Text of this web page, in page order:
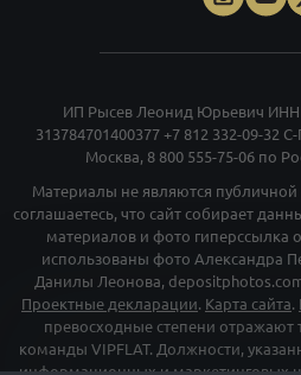
ИП Рысев Леонид Юрьевич ИНН
313784701400377 +7 812 332-09-32 С-
Москва, 8 800 555-75-06 по
Материалы не являются
соглашаетесь, что сайт собирает
материалов и фото гиперссылка
использованы фото Александра
Данилы Леонова,
Проектные декларации. Карта сайта.
превосходные степени отражают
команды VIPFLAT. Должности,